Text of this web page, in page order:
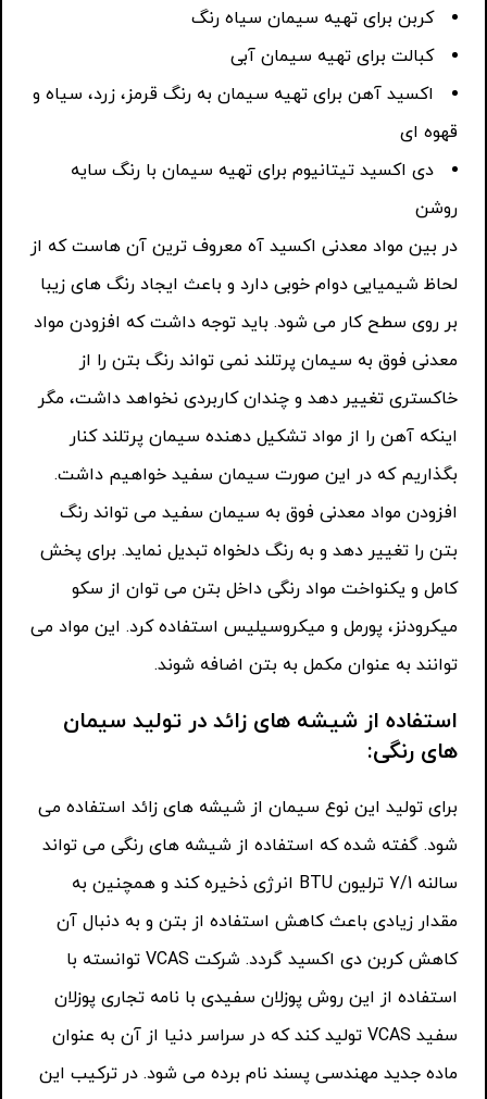
کربن برای تهیه سیمان سیاه رنگ
کبالت برای تهیه سیمان آبی
اکسید آهن برای تهیه سیمان به رنگ قرمز، زرد، سیاه و
قهوه ای
دی اکسید تیتانیوم برای تهیه سیمان با رنگ سایه
روشن
در بین مواد معدنی اکسید آه معروف ترین آن هاست که از
لحاظ شیمیایی دوام خوبی دارد و باعث ایجاد رنگ های زیبا
بر روی سطح کار می شود. باید توجه داشت که افزودن مواد
معدنی فوق به سیمان پرتلند نمی تواند رنگ بتن را از
خاکستری تغییر دهد و چندان کاربردی نخواهد داشت، مگر
اینکه آهن را از مواد تشکیل دهنده سیمان پرتلند کنار
بگذاریم که در این صورت سیمان سفید خواهیم داشت.
افزودن مواد معدنی فوق به سیمان سفید می تواند رنگ
بتن را تغییر دهد و به رنگ دلخواه تبدیل نماید. برای پخش
کامل و یکنواخت مواد رنگی داخل بتن می توان از سکو
میکرودنز، پورمل و میکروسیلیس استفاده کرد. این مواد می
توانند به عنوان مکمل به بتن اضافه شوند.
استفاده از شیشه های زائد در تولید سیمان
های رنگی:
برای تولید این نوع سیمان از شیشه های زائد استفاده می
شود. گفته شده که استفاده از شیشه های رنگی می تواند
سالنه 7/1 ترلیون BTU انرژی ذخیره کند و همچنین به
مقدار زیادی باعث کاهش استفاده از بتن و به دنبال آن
کاهش کربن دی اکسید گردد. شرکت VCAS توانسته با
استفاده از این روش پوزلان سفیدی با نامه تجاری پوزلان
سفید VCAS تولید کند که در سراسر دنیا از آن به عنوان
ماده جدید مهندسی پسند نام برده می شود. در ترکیب این